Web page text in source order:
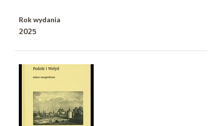
Rok wydania
2025